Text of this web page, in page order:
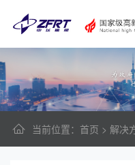
当前位置： 首页 > 解决